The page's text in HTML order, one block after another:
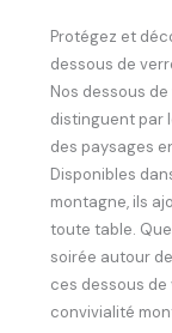
Protégez et
dessous de
Nos dessous
distinguent par
des paysages
Disponibles
montagne, ils
toute table.
soirée autour
ces dessous
convivialité